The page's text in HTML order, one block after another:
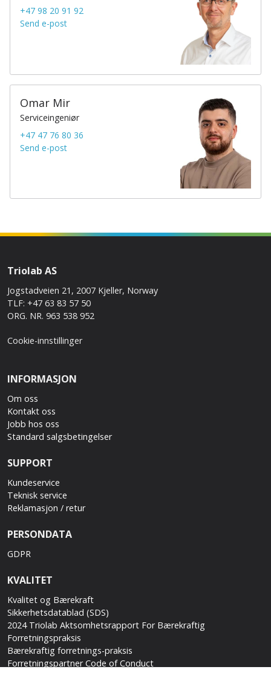
+47 98 20 91 92
Send e-post
Omar Mir
Serviceingeniør
+47 47 76 80 36
Send e-post
Triolab AS
Jogstadveien 21, 2007 Kjeller, Norway
TLF: +47 63 83 57 50
ORG. NR. 963 538 952
Cookie-innstillinger
INFORMASJON
Om oss
Kontakt oss
Jobb hos oss
Standard salgsbetingelser
SUPPORT
Kundeservice
Teknisk service
Reklamasjon / retur
PERSONDATA
GDPR
KVALITET
Kvalitet og Bærekraft
Sikkerhetsdatablad (SDS)
2024 Triolab Aktsomhetsrapport For Bærekraftig
Forretningspraksis
Bærekraftig forretnings-praksis
Forretningspartner Code of Conduct